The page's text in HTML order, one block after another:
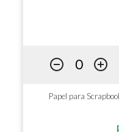
Papel para